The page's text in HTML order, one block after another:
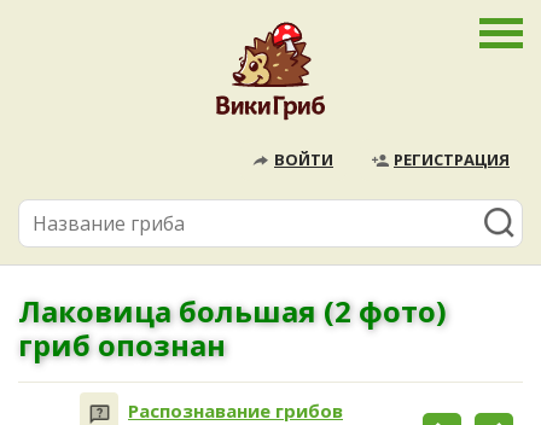
ВОЙТИ РЕГИСТРАЦИЯ
Лаковица большая (2 фото)
гриб опознан
Распознавание грибов